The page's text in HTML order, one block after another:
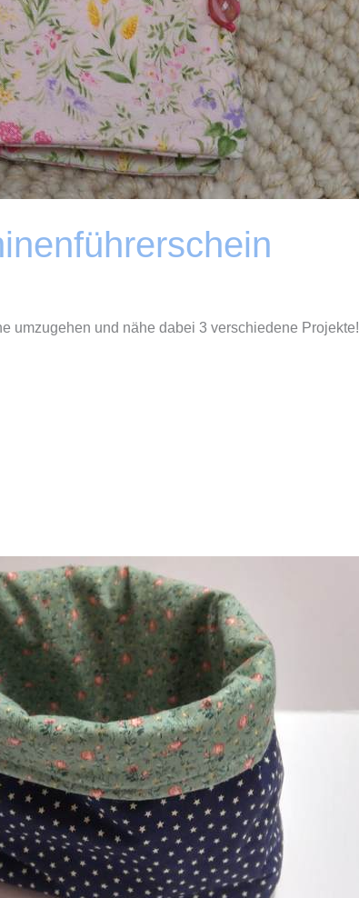
umzugehen und nähe dabei 3 verschiedene Projekte!